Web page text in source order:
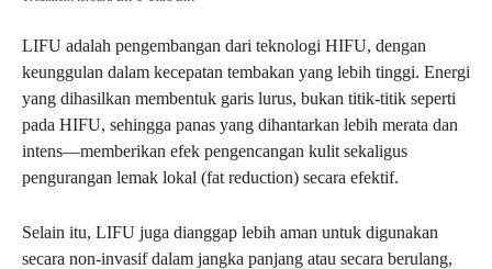
LIFU adalah pengembangan dari teknologi HIFU, dengan
keunggulan dalam kecepatan tembakan yang lebih tinggi. Energi
yang dihasilkan membentuk garis lurus, bukan titik-titik seperti
pada HIFU, sehingga panas yang dihantarkan lebih merata dan
intens—memberikan efek pengencangan kulit sekaligus
pengurangan lemak lokal (fat reduction) secara efektif.
Selain itu, LIFU juga dianggap lebih aman untuk digunakan
secara non-invasif dalam jangka panjang atau secara berulang,